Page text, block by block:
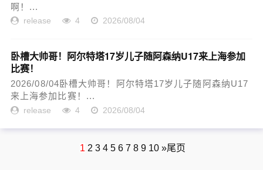
啊！...
release 4 2026/08/04
卧槽大帅哥！阿尔特塔17岁儿子随阿森纳U17来上海参加
比赛！
2026/08/04卧槽大帅哥！阿尔特塔17岁儿子随阿森纳U17
来上海参加比赛！...
release 4 2026/08/04
1 2 3 4 5 6 7 8 9 10 »尾页